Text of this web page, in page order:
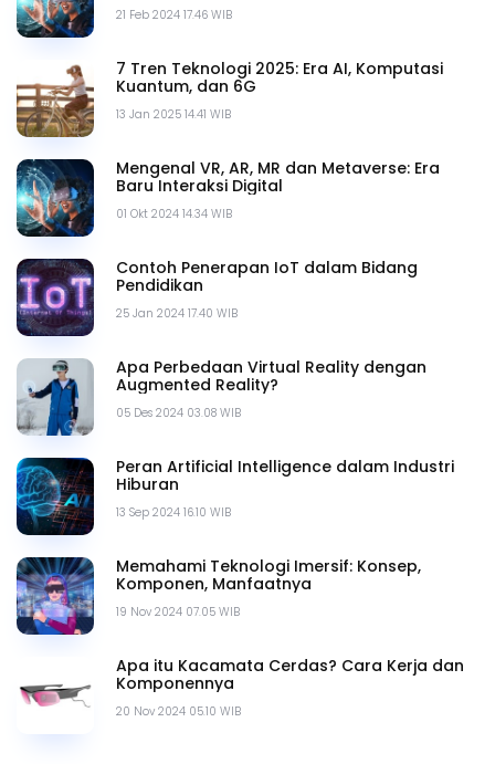
21 Feb 2024 17.46 WIB
13 Jan 2025 14.41 WIB
7 Tren Teknologi 2025: Era AI, Komputasi
Kuantum, dan 6G
01 Okt 2024 14.34 WIB
Mengenal VR, AR, MR dan Metaverse: Era
Baru Interaksi Digital
25 Jan 2024 17.40 WIB
Contoh Penerapan IoT dalam Bidang
Pendidikan
05 Des 2024 03.08 WIB
Apa Perbedaan Virtual Reality dengan
Augmented Reality?
13 Sep 2024 16.10 WIB
Peran Artificial Intelligence dalam Industri
Hiburan
19 Nov 2024 07.05 WIB
Memahami Teknologi Imersif: Konsep,
Komponen, Manfaatnya
20 Nov 2024 05.10 WIB
Apa itu Kacamata Cerdas? Cara Kerja dan
Komponennya